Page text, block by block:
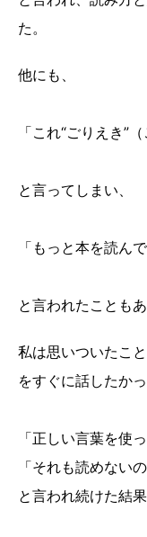
た。
他にも、
「これ“ごりえき”
と言ってしまい、
「もっと本を読ん
と言われたこともあ
私は思いついたこ
をすぐに話したか
「正しい言葉を使
「それも読めない
と言われ続けた結果